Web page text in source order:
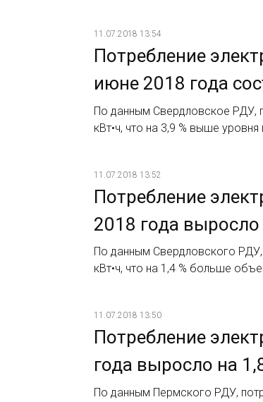
11.07.2018 13:54
Потребление
июне 2018 года
По данным Свердловское РДУ,
кВт•ч, что на 3,9 % выше
11.07.2018 13:52
Потребление
2018 года
По данным Свердловского РДУ,
кВт•ч, что на 1,4 % больше
11.07.2018 13:50
Потребление
года выросло на
По данным Пермского РДУ,